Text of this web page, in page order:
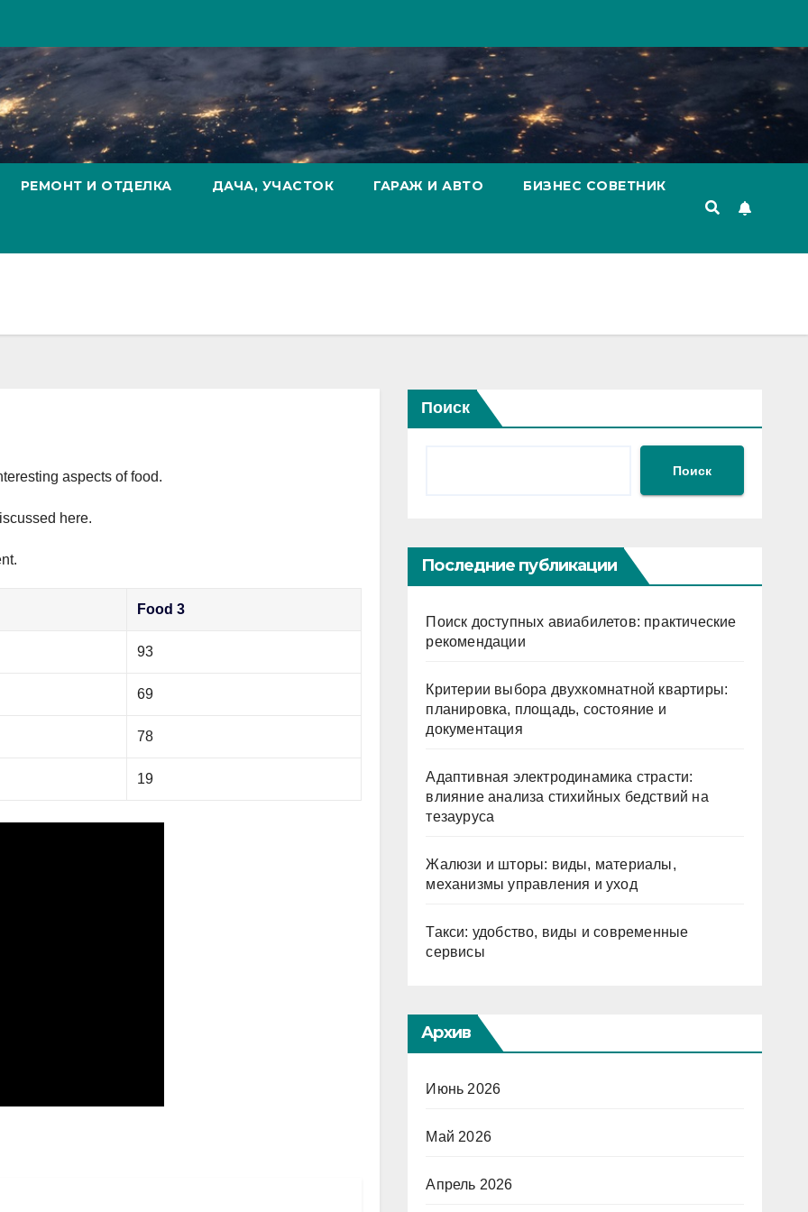
РЕМОНТ И ОТДЕЛКА ДАЧА, УЧАСТОК ГАРАЖ И АВТО БИЗНЕС СОВЕТНИК
aspects of food.
here.
Food 3
93
69
78
19
Поиск
Поиск
Последние публикации
Поиск доступных авиабилетов: практические
рекомендации
Критерии выбора двухкомнатной квартиры:
планировка, площадь, состояние и
документация
Адаптивная электродинамика страсти:
влияние анализа стихийных бедствий на
тезауруса
Жалюзи и шторы: виды, материалы,
механизмы управления и уход
Такси: удобство, виды и современные
сервисы
Архив
Июнь 2026
Май 2026
Апрель 2026